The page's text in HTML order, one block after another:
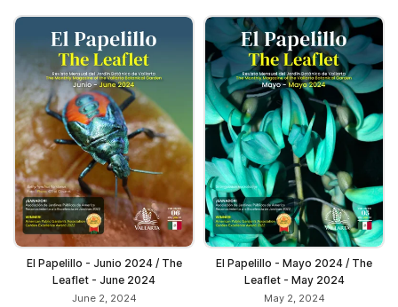
El Papelillo - Junio 2024 / The
Leaflet - June 2024
June 2, 2024
El Papelillo - Mayo 2024 / The
Leaflet - May 2024
May 2, 2024